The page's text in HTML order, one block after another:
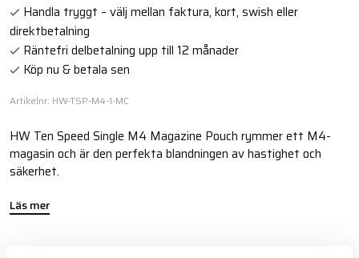
Handla tryggt – välj mellan faktura, kort, swish eller
direktbetalning
Räntefri delbetalning upp till 12 månader
Köp nu & betala sen
Artikelnr: HW-TSP-M4-1-MC
HW Ten Speed Single M4 Magazine Pouch rymmer ett M4-
magasin och är den perfekta blandningen av hastighet och
säkerhet.
Läs mer